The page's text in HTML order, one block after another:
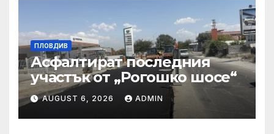
ПЛОВДИВ
Асфалтират последния
участък от „Рогошко шосе“
AUGUST 6, 2026 ADMIN